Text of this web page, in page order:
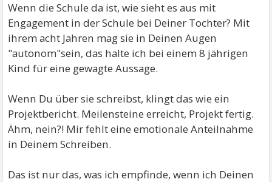
Wenn die Schule da ist, wie sieht es aus mit
Engagement in der Schule bei Deiner Tochter? Mit
ihrem acht Jahren mag sie in Deinen Augen
"autonom"sein, das halte ich bei einem 8 jährigen
Kind für eine gewagte Aussage.
Wenn Du über sie schreibst, klingt das wie ein
Projektbericht. Meilensteine erreicht, Projekt fertig.
Ähm, nein?! Mir fehlt eine emotionale Anteilnahme
in Deinem Schreiben.
Das ist nur das, was ich empfinde, wenn ich Deinen